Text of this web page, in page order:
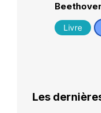
Livre
Les